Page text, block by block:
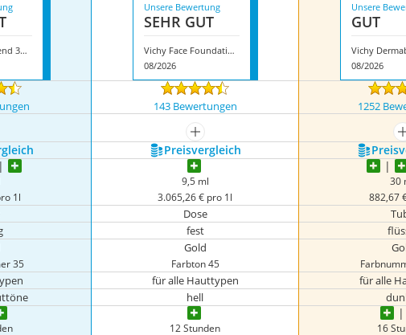
Vichy Dermablend 3D Correction-Make-up VIC0200324 Sand 35
Unsere Bewertung
SEHR GUT
Vichy Face Foundation Gold 45
08/2026
Unsere
GUT
08/2026
143 Bewertungen 1252
anzeigen mehr anzeigen
Preis­vergleich
1l
9,5 ml
3.065,26 € pro 1l
30
882,67
Dose
fest
35
Gold
Farbton 45
für alle Hauttypen für alle
hell
12 Stunden 16